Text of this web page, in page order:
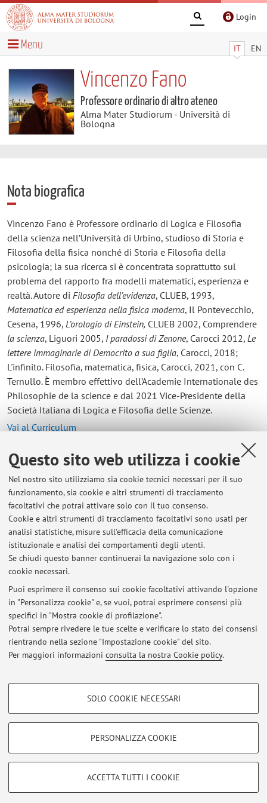
Questo sito web utilizza i cookie
Nel nostro sito utilizziamo sia cookie tecnici necessari per il suo
funzionamento, sia cookie e altri strumenti di tracciamento
facoltativi che potrai attivare solo con il tuo consenso.
Cookie e altri strumenti di tracciamento facoltativi sono usati per
analisi statistiche, misure sull'efficacia della comunicazione
istituzionale e analisi dei comportamenti degli utenti.
Se chiudi questo banner continuerai la navigazione solo con i
cookie necessari.
Puoi esprimere il consenso sui cookie facoltativi attivando l'opzione
in "Personalizza cookie" e, se vuoi, potrai esprimere consensi più
specifici in "Mostra cookie di profilazione".
Potrai sempre rivedere le tue scelte e verificare lo stato dei consensi
rientrando nella sezione "Impostazione cookie" del sito.
Per maggiori informazioni consulta la nostra Cookie policy.
COOKIE DI PROFILAZIONE - FACOLTATIVI
COOKIE TECNICI - NECESSARI
Si tratta di cookie tecnici utilizzati, a titolo esemplificativo, per il corretto
SOLO COOKIE NECESSARI
PERSONALIZZA COOKIE
ACCETTA TUTTI I COOKIE
Login
IT EN
Menu
Vincenzo Fano
Professore ordinario di altro ateneo
Alma Mater Studiorum - Università di
Bologna
Nota biografica
Vincenzo Fano è Professore ordinario di Logica e Filosofia
della scienza nell’Università di Urbino, studioso di Storia e
Filosofia della fisica nonché di Storia e Filosofia della
psicologia; la sua ricerca si è concentrata soprattutto sul
problema del rapporto fra modelli matematici, esperienza e
realtà. Autore di Filosofia dell’evidenza, CLUEB, 1993,
Matematica ed esperienza nella fisica moderna, Il Pontevecchio,
Cesena, 1996, L’orologio di Einstein, CLUEB 2002, Comprendere
la scienza, Liguori 2005, I paradossi di Zenone, Carocci 2012, Le
lettere immaginarie di Democrito a sua figlia, Carocci, 2018;
L'infinito. Filosofia, matematica, fisica, Carocci, 2021, con C.
Ternullo. È membro effettivo dell’Academie Internationale des
Philosophie de la science e dal 2021 Vice-Presidente della
Società Italiana di Logica e Filosofia delle Scienze.
Vai al Curriculum
Contatti
E-mail: vincenzo.fano@unibo.it
Alma Mater Studiorum - Università di Bologna
Via Zamboni 33, Bologna -
Vai alla mappa
Ultimi avvisi
Al momento non sono presenti avvisi.
Area riservata
Accedi tramiteloginper gestire tutti i contenuti del sito.
Zamboni, 33 - 40126 Bologna - Partita IVA: 01131710376
Privacy|Note legali|Impostazioni Cookie